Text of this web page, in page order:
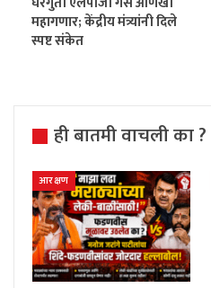
महागणार; केंद्रीय मंत्र्यांनी दिले
स्पष्ट संकेत
ही बातमी वाचली का ?
आरक्षण